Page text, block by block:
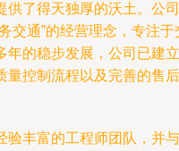
供了得天独厚的沃土。公司
交通”的经营理念，专注于
年的稳步发展，公司已建立
量控制流程以及完善的售后
验丰富的工程师团队，并与